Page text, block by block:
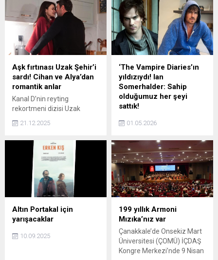
rahatlıkla birleştirerek
ziyaretçilerine unutulmaz
bir terapi deneyimi sunuyor.
Özdemir, paylaşımlarıyla
beğeni topluyor. Ünlü ismin
tatil pozlarına kısa sürede
yorum ve beğeni yağdı.
Aşk fırtınası Uzak Şehir’i
sardı! Cihan ve Alya’dan
romantik anlar
Kanal D’nin reyting
rekortmeni dizisi Uzak
duygusal yakınlaşması
21.12.2025
‘The Vampire Diaries’ın
yıldızıydı! Ian
Somerhalder: Sahip
olduğumuz her şeyi
sattık!
çiftlerinden Ian
geçmişte yaşadıkları büyük
bir finansal krizi ilk kez
kamuoyuyla paylaştı. Ünlü
çift, yanlış giden ticari
yatırımlar ve biriken borçlar
nedeniyle her şeylerini
satarak hayata adeta
sıfırdan başlamak zorunda
01.05.2026
Altın Portakal için
yarışacaklar
10.09.2025
199 yıllık Armoni
Mızıka’nız var
Çanakkale’de Onsekiz Mart
Üniversitesi (ÇOMÜ) İÇDAŞ
Kongre Merkezi’nde 9 Nisan